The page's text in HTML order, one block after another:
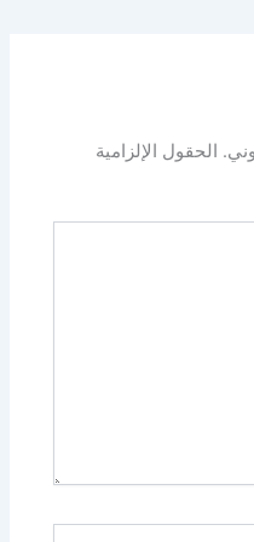
الحقول الإلزامية